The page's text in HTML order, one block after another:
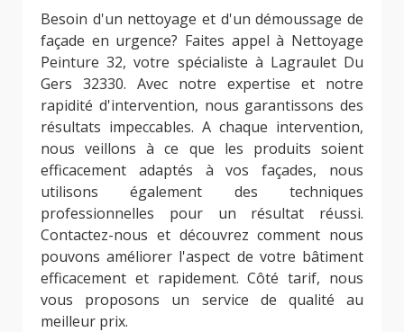
Besoin d'un nettoyage et d'un démoussage de
façade en urgence? Faites appel à Nettoyage
Peinture 32, votre spécialiste à Lagraulet Du
Gers 32330. Avec notre expertise et notre
rapidité d'intervention, nous garantissons des
résultats impeccables. A chaque intervention,
nous veillons à ce que les produits soient
efficacement adaptés à vos façades, nous
utilisons également des techniques
professionnelles pour un résultat réussi.
Contactez-nous et découvrez comment nous
pouvons améliorer l'aspect de votre bâtiment
efficacement et rapidement. Côté tarif, nous
vous proposons un service de qualité au
meilleur prix.